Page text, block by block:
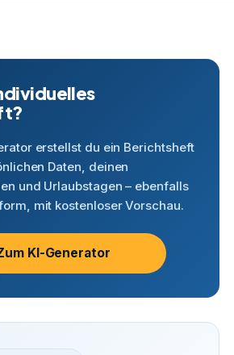
erstellst du ein Berichtsheft
Daten, deinen
und Urlaubstagen – ebenfalls
mit kostenloser Vorschau.
KI-Generator